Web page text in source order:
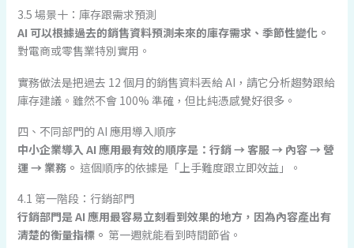
3.5 場景十：庫存跟需求預測
AI 可以根據過去的銷售資料預測未來的庫存需求、季節性變化。
對電商或零售業特別實用。
實務做法是把過去 12 個月的銷售資料丟給 AI，請它分析趨勢跟給
庫存建議。雖然不會 100% 準確，但比純憑感覺好很多。
四、不同部門的 AI 應用導入順序
中小企業導入 AI 應用最有效的順序是：行銷 → 客服 → 內容 → 營
運 → 業務。 這個順序的依據是「上手難度跟立即效益」。
4.1 第一階段：行銷部門
行銷部門是 AI 應用最容易立刻看到效果的地方，因為內容產出有
清楚的衡量指標。 第一週就能看到時間節省。